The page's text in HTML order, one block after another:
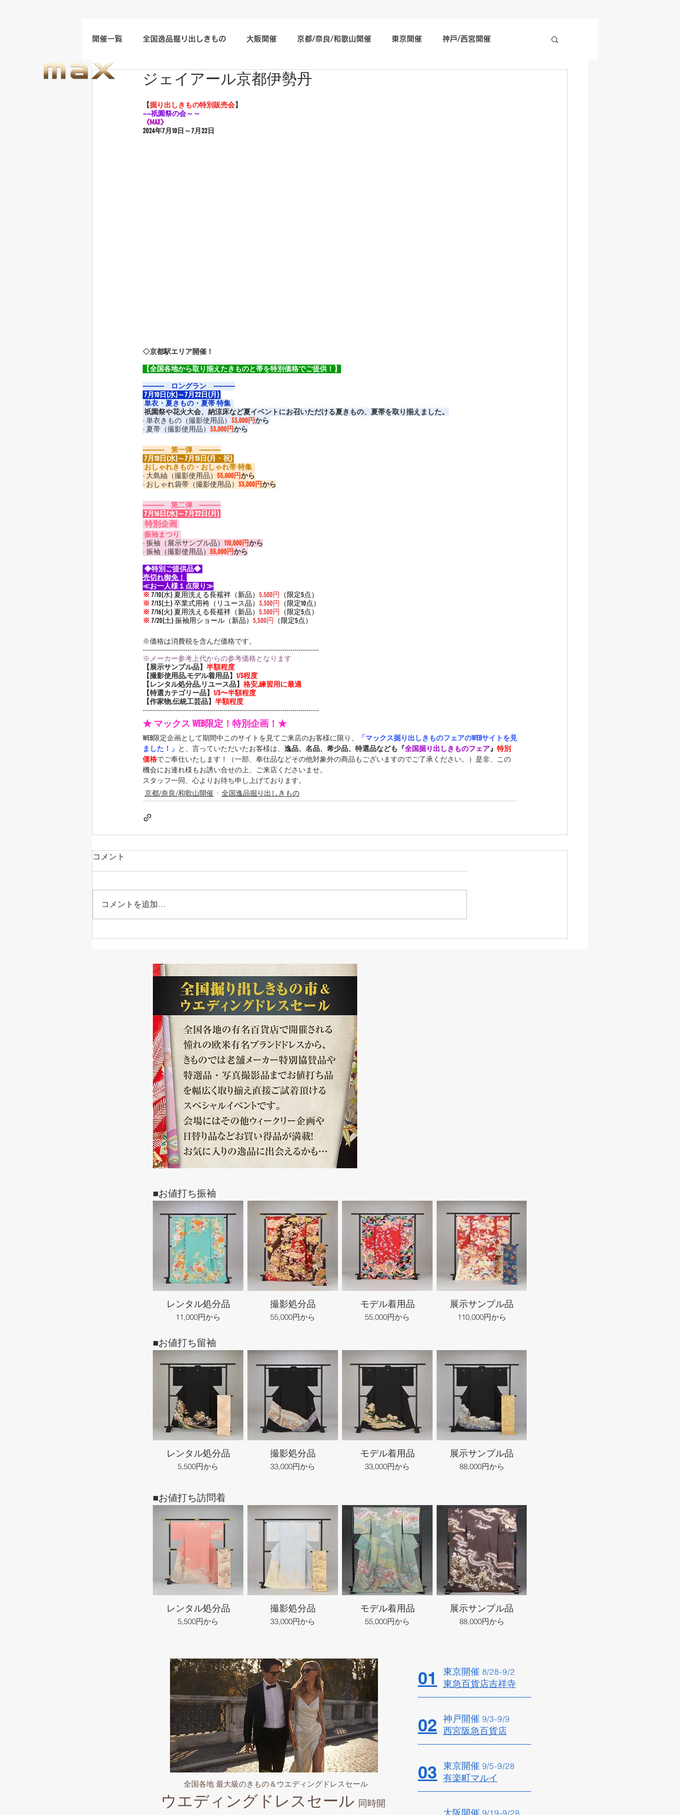
開催一覧 全国逸品掘り出しきもの 大阪開催 京都/奈良/和歌山開催 東京開催 神戸/西宮開催
名古屋/四日市/中部地方開催 神奈川/埼玉/千葉/静岡/関東地方開催
福岡/熊本/鹿児島/九州開催
ジェイアール京都伊勢丹
【掘り出しきもの特別販売会】
~~祇園祭の会～～
《MAX》
2024年7月10日～7月22日
◇京都駅エリア開催！
【全国各地から取り揃えたきものと帯を特別価格でご提供！】
———　ロングラン　———
7月10日(水)～7月22日(月)
単衣・夏きもの・夏帯 特集
祇園祭や花火大会、納涼床など夏イベントにお召いただける夏きもの、夏帯を取り揃えました。
- 単衣きもの（撮影使用品） 33,000円から
- 夏帯（撮影使用品） 33,000円から
———　第一弾　———
7月10日(水)～7月15日(月・祝)
おしゃれきもの・おしゃれ帯 特集
- 大島紬（撮影使用品） 55,000円から
- おしゃれ袋帯（撮影使用品） 33,000円から
———　第二弾　———
7月16日(水)～7月22日(月)
特別企画
振袖まつり
- 振袖（展示サンプル品） 110,000円から
- 振袖（撮影使用品） 55,000円から
◆特別ご提供品◆
売切れ御免！
≪お一人様１点限り≫
※ 7/10(水) 夏用洗える長襦袢（新品） 5,500円
（限定5点）
※ 7/13(土) 卒業式用袴（リユース品） 3,300円
（限定10点）
※ 7/16(火) 夏用洗える長襦袢（新品） 5,500円
（限定5点）
※ 7/20(土) 振袖用ショール（新品） 5,500円 （限定5点）
※価格は消費税を含んだ価格です。
---------------------------------------------------------------------------------------
※メーカー参考上代からの参考価格となります
【展示サンプル品】 半額程度
【撮影使用品,モデル着用品】 1/3程度
【レンタル処分品,リユース品】 格安,練習用に最適
【特選カテゴリー品】 1/3〜半額程度
【作家物,伝統工芸品】 半額程度
---------------------------------------------------------------------------------------
★ マックス WEB限定！特別企画！★
WEB限定企画として期間中このサイトを見てご来店のお客様に限り、
「マックス掘り出しきものフェアのWEBサイトを見
ました！」 と、言っていただいたお客様は、 逸品、名品、希少品、特選品なども『全国掘り出しきものフェア』 特別
価格でご奉仕いたします！（一部、奉仕品などその他対象外の商品もございますのでご了承ください。）是非、この
機会にお連れ様もお誘い合せの上、ご来店くださいませ。
スタッフ一同、心よりお待ち申し上げております。
京都/奈良/和歌山開催 全国逸品掘り出しきもの
コメント
コメントを追加…
■お値打ち振袖
レンタル処分品
11,000円から
撮影処分品
55,000円から
モデル着用品
55,000円から
展示サンプル品
110,000円から
■お値打ち留袖
レンタル処分品
5,500円から
撮影処分品
33,000円から
モデル着用品
33,000円から
展示サンプル品
88,000円から
■お値打ち訪問着
レンタル処分品
5,500円から
撮影処分品
33,000円から
モデル着用品
55,000円から
展示サンプル品
88,000円から
全国各地 最大級のきもの＆ウエディングドレスセール
ウエディングドレスセール 同時開
01 東京開催​ 8/28-9/2
東急百貨店吉祥寺​
02 神戸開催​ 9/3-9/9
西宮阪急百貨店
03 東京開催 9/5-9/28
有楽町マルイ​
大阪開催​ 9/19-9/28